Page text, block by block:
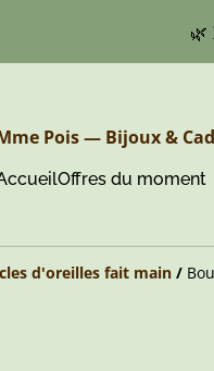
🌿
Pois — Bijoux &
Offres du moment
d'oreilles fait main /